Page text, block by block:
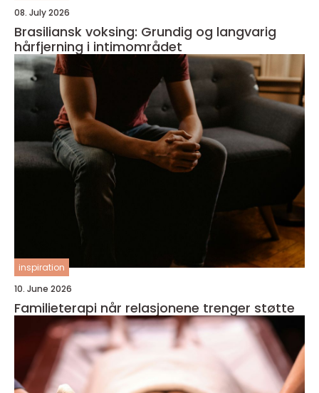
08. July 2026
Brasiliansk voksing: Grundig og langvarig
hårfjerning i intimområdet
inspiration
10. June 2026
Familieterapi når relasjonene trenger støtte